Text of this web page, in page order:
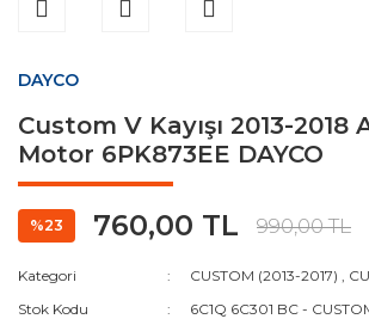
DAYCO
Custom V Kayışı 2013-2018
Motor 6PK873EE DAYCO
%23 760,00 TL 990,00 TL
Kategori CUSTOM (2013-2017) ,
Stok Kodu
6C1Q 6C301 BC -